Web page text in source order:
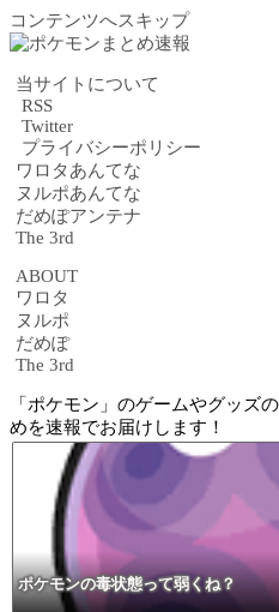
コンテンツへスキップ
当サイトについて
RSS
Twitter
プライバシーポリシー
ワロタあんてな
ヌルポあんてな
だめぽアンテナ
The 3rd
ABOUT
ワロタ
ヌルポ
だめぽ
The 3rd
「ポケモン」のゲームやグッズ
めを速報でお届けします！
ポケモンの毒状態って弱くね？